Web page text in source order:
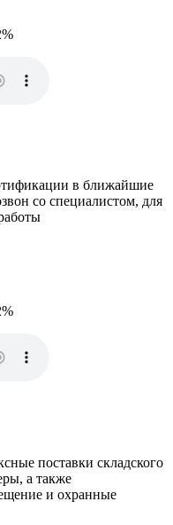
в ближайшие
со специалистом, для
поставки складского
а также
и охранные